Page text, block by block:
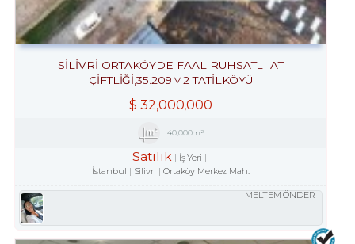
SILIVRI ORTAKÖYDE FAAL RUHSATLI AT
ÇIFTLIĞI,35.209M2 TATILKÖYÜ
$ 32,000,000
40,000m²
Satılık
İş Yeri
İstanbul
Silivri Ortaköy Merkez Mah.
MELTEM ÖNDER